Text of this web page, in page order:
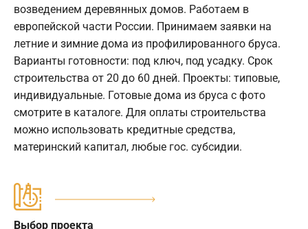
возведением деревянных домов. Работаем в
европейской части России. Принимаем заявки на
летние и зимние дома из профилированного бруса.
Варианты готовности: под ключ, под усадку. Срок
строительства от 20 до 60 дней. Проекты: типовые,
индивидуальные. Готовые дома из бруса с фото
смотрите в каталоге. Для оплаты строительства
можно использовать кредитные средства,
материнский капитал, любые гос. субсидии.
Выбор проекта